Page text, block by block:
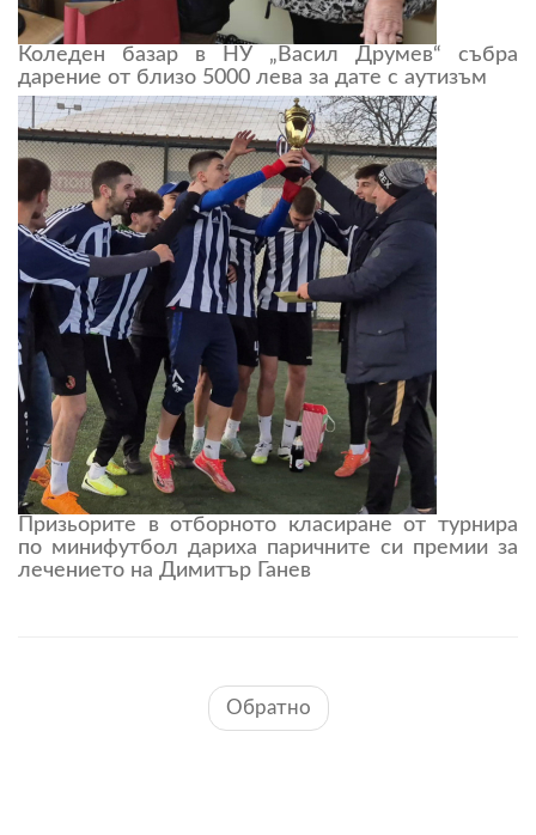
Коледен базар в НУ „Васил Друмев“ събра
дарение от близо 5000 лева за дате с аутизъм
Призьорите в отборното класиране от турнира
по минифутбол дариха паричните си премии за
лечението на Димитър Ганев
Обратно